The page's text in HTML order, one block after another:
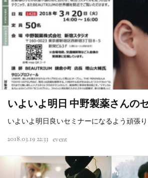
いよいよ明日 中野製薬さんの
いよいよ明日良いセミナーになるよう頑張り
2018.03.19 22:33 event